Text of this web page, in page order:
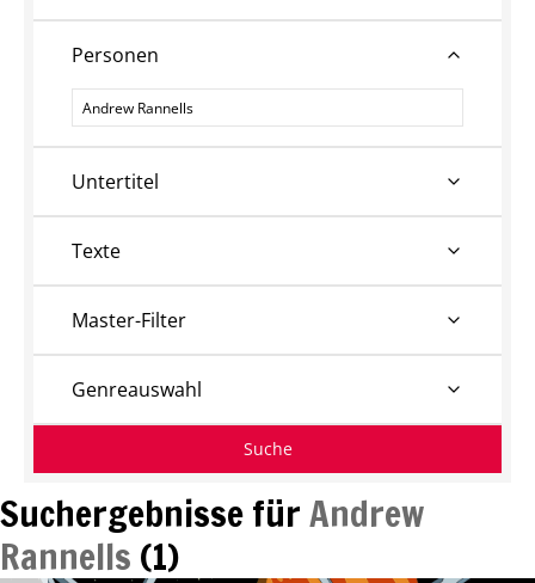
Suchergebnisse fürAndrew
Rannells (1)
Personen
Personen
Untertitel
Texte
Master-Filter
Genreauswahl
Suche